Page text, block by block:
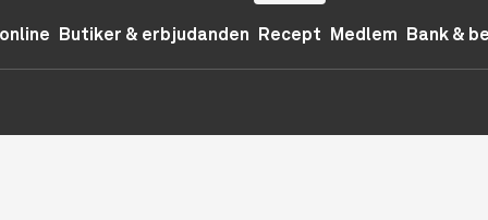
Butiker & erbjudanden Recept Medlem Bank &